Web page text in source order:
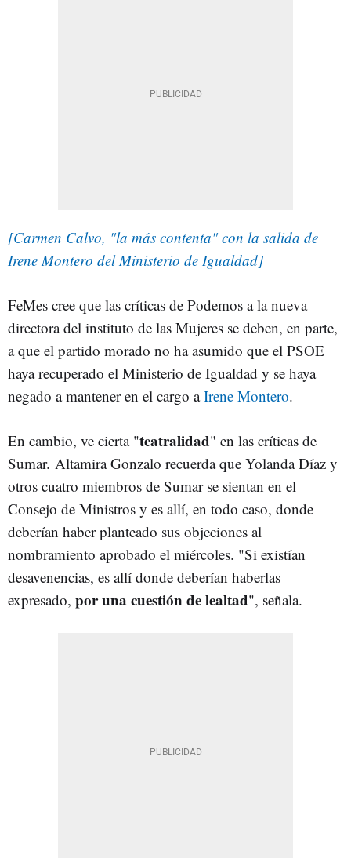
[Carmen Calvo, "la más contenta" con la salida de
Irene Montero del Ministerio de Igualdad]
FeMes cree que las críticas de Podemos a la nueva
directora del instituto de las Mujeres se deben, en parte,
a que el partido morado no ha asumido que el PSOE
haya recuperado el Ministerio de Igualdad y se haya
negado a mantener en el cargo aIrene Montero.
En cambio, ve cierta "teatralidad" en las críticas de
Sumar. Altamira Gonzalo recuerda que Yolanda Díaz y
otros cuatro miembros de Sumar se sientan en el
Consejo de Ministros y es allí, en todo caso, donde
deberían haber planteado sus objeciones al
nombramiento aprobado el miércoles. "Si existían
desavenencias, es allí donde deberían haberlas
expresado, por una cuestión de lealtad", señala.